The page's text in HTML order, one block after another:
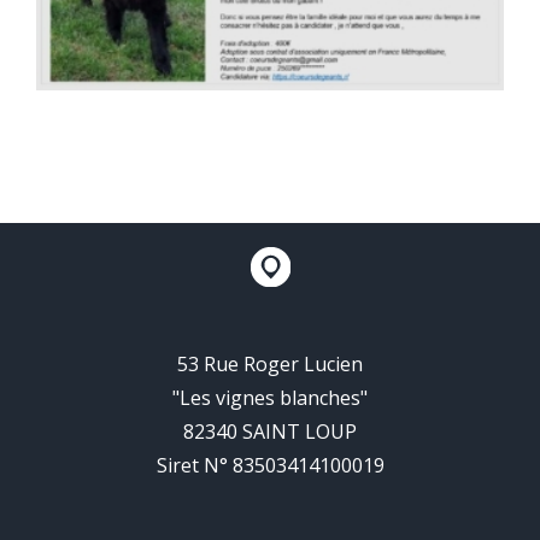
53 Rue Roger Lucien
"Les vignes blanches"
82340 SAINT LOUP
Siret N° 83503414100019